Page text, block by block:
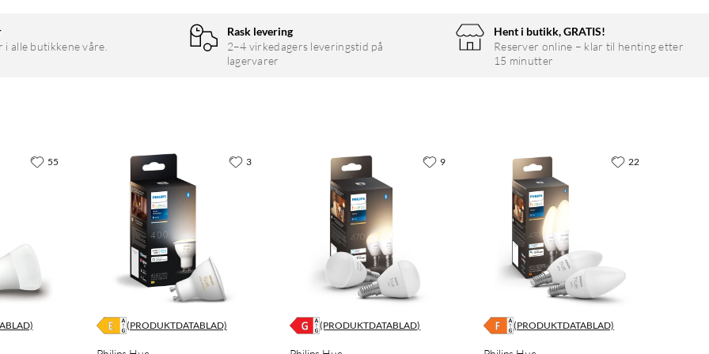
i alle butikkene våre.
Rask levering
2–4 virkedagers leveringstid på
lagervarer
Hent i butikk, GRATIS!
Reserver online – klar til henting etter
15 minutter
55
(PRODUKTDATABLAD)
3
(PRODUKTDATABLAD)
9
(PRODUKTDATABLAD)
22